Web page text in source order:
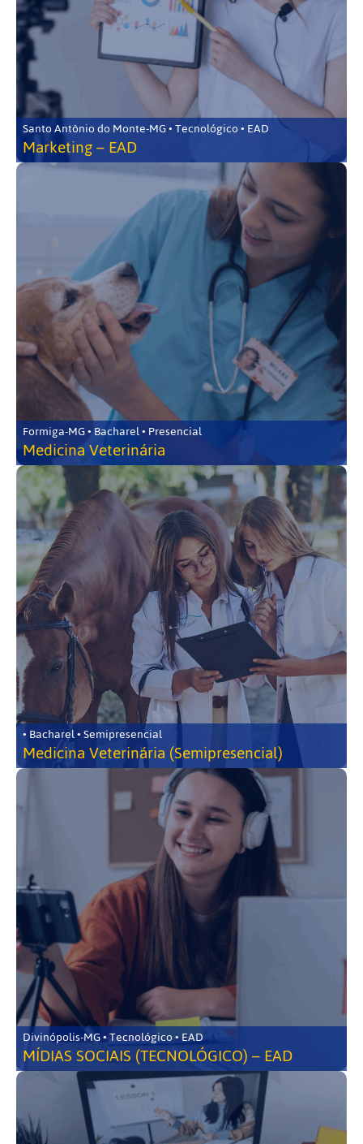
Santo Antônio do Monte-MG • Tecnológico • EAD
Marketing – EAD
Formiga-MG • Bacharel • Presencial
Medicina Veterinária
• Bacharel • Semipresencial
Medicina Veterinária (Semipresencial)
Divinópolis-MG • Tecnológico • EAD
MÍDIAS SOCIAIS (TECNOLÓGICO) – EAD